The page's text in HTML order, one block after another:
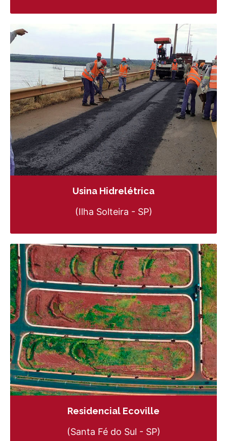
Usina Hidrelétrica
(Ilha Solteira - SP)
Residencial Ecoville
(Santa Fé do Sul - SP)